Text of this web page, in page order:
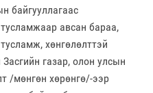
байгууллагаас
авсан бараа,
хөнгөлөлттэй
газар, олон улсын
/мөнгөн хөрөнгө/-ээр